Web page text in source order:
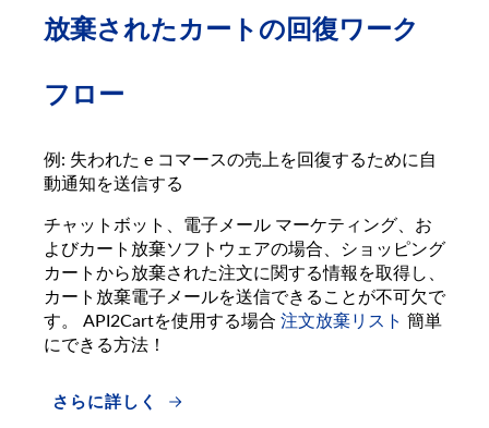
放棄されたカートの回復ワーク
フロー
例: 失われた e コマースの売上を回復するために自
動通知を送信する
チャットボット、電子メール マーケティング、お
よびカート放棄ソフトウェアの場合、ショッピング
カートから放棄された注文に関する情報を取得し、
カート放棄電子メールを送信できることが不可欠で
す。 API2Cartを使用する場合 注文放棄リスト 簡単
にできる方法！
さらに詳しく